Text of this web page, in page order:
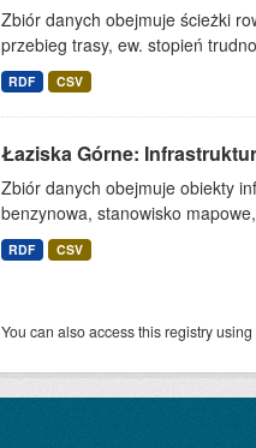
Zbiór danych obejmuje ścieżki
przebieg trasy, ew. stopień
RDF CSV
Łaziska Górne:
Zbiór danych obejmuje obiekty
benzynowa, stanowisko
RDF CSV
You can also access this registry using